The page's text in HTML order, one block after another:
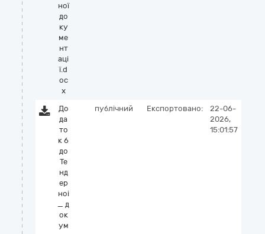
ної
до
ку
ме
нт
аці
ї.d
oc
x
До
да
то
к 6
до
Те
нд
ер
ноі
_ д
ок
ум
публічний Експортовано:
22-06-
2026,
15:01:57